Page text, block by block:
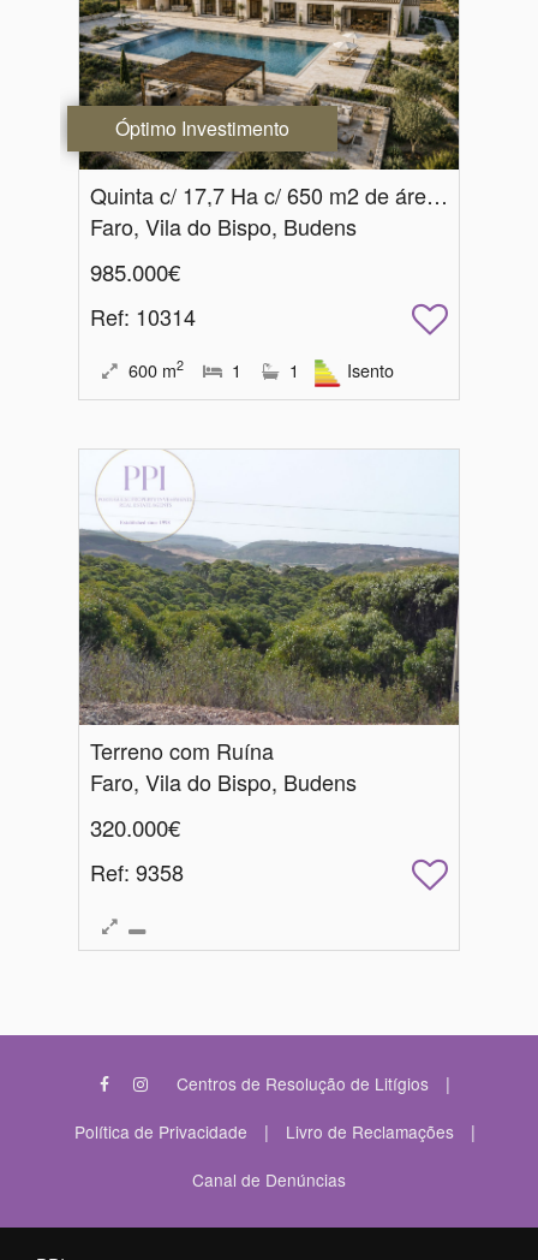
Óptimo Investimento
Quinta c/ 17,7 Ha c/ 650 m2 de área de construção
Faro, Vila do Bispo, Budens
985.000€
Ref: 10314
600 m2 1 1 Isento
Terreno com Ruína
Faro, Vila do Bispo, Budens
320.000€
Ref: 9358
Centros de Resolução de Litígios |
Política de Privacidade | Livro de Reclamações |
Canal de Denúncias